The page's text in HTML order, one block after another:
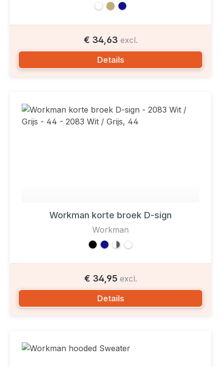
€ 34,63 excl.
Details
Workman korte broek D-sign
Workman
€ 34,95 excl.
Details